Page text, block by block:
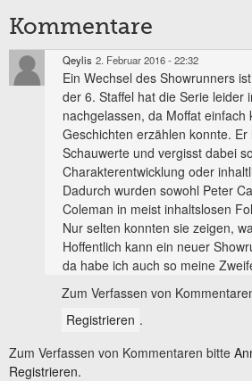
Kommentare
Qeylis 2. Februar 2016 - 22:32
Ein Wechsel des Showrunners
der 6. Staffel hat die Serie leider
nachgelassen, da Moffat einfach
Geschichten erzählen konnte.
Schauwerte und vergisst dabei
Charakterentwicklung oder
Dadurch wurden sowohl Peter
Coleman in meist inhaltslosen
Nur selten konnten sie zeigen,
Hoffentlich kann ein neuer
da habe ich auch so meine
Zum Verfassen von
Registrieren .
Zum Verfassen von Kommentaren bitte
Registrieren.